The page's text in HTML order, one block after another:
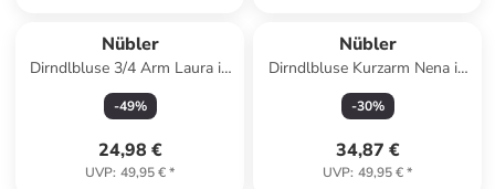
Nübler
Dirndlbluse 3/4 Arm Laura in
Grün
-49%
24,98 €
UVP: 49,95 €*
Nübler
Dirndlbluse Kurzarm Nena in
Schwarz
-30%
34,87 €
UVP: 49,95 €*